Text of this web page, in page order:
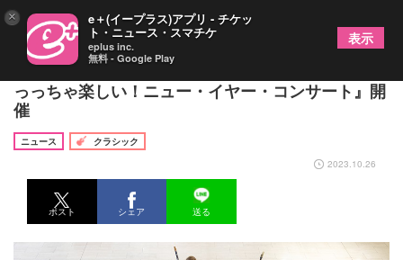
シエナ・ウインド・オーケストラによる初の『めっ
っっちゃ楽しい！ニュー・イヤー・コンサート』開
催
ニュース
クラシック
2023.10.26
ポスト シェア 送る
× e＋(イープラス)アプリ - チケッ
ト・ニュース・スマチケ
eplus inc.
無料 - Google Play
表示